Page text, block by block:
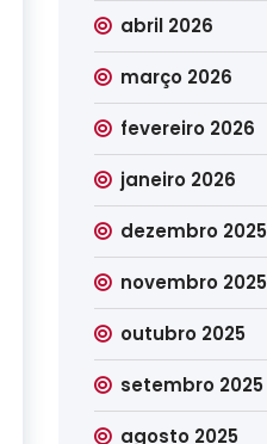
abril 2026
março 2026
fevereiro 2026
janeiro 2026
dezembro 2025
novembro 2025
outubro 2025
setembro 2025
agosto 2025